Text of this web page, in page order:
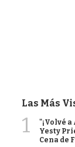
Las Más
1
"¡Volvé
Yesty
Cena de